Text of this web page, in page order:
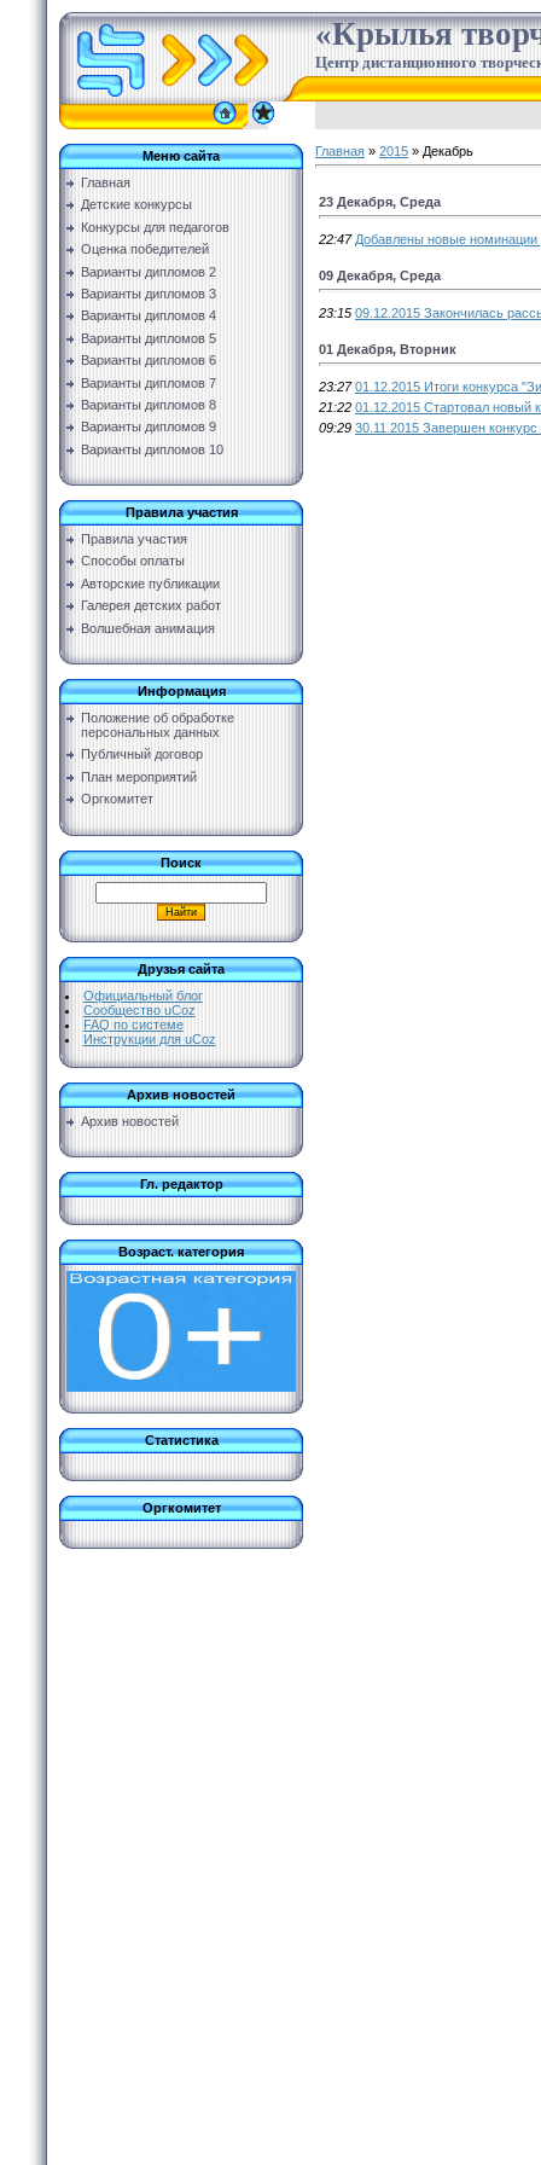
«Крылья
Центр дистанционного
Меню сайта
Главная
Детские конкурсы
Конкурсы для педагогов
Оценка победителей
Варианты дипломов 2
Варианты дипломов 3
Варианты дипломов 4
Варианты дипломов 5
Варианты дипломов 6
Варианты дипломов 7
Варианты дипломов 8
Варианты дипломов 9
Варианты дипломов 10
Правила участия
Правила участия
Способы оплаты
Авторские публикации
Галерея детских работ
Волшебная анимация
Информация
Положение об обработке
персональных данных
Публичный договор
План мероприятий
Оргкомитет
Поиск
Друзья сайта
Официальный блог
Сообщество uCoz
FAQ по системе
Инструкции для uCoz
Архив новостей
Архив новостей
Гл. редактор
Возраст. категория
Статистика
Оргкомитет
Главная » 2015 » Декабрь
23 Декабря, Среда
22:47 Добавлены новые номинации
09 Декабря, Среда
23:15 09.12.2015 Закончилась
01 Декабря, Вторник
23:27 01.12.2015 Итоги конкурса
21:22 01.12.2015 Стартовал новый
09:29 30.11.2015 Завершен